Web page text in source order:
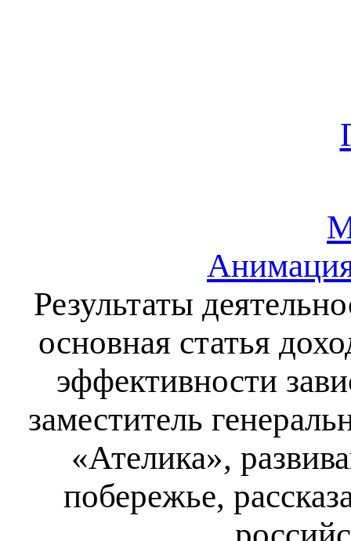
Результаты
основная статья
эффективности
заместитель
«Ателика»,
побережье,